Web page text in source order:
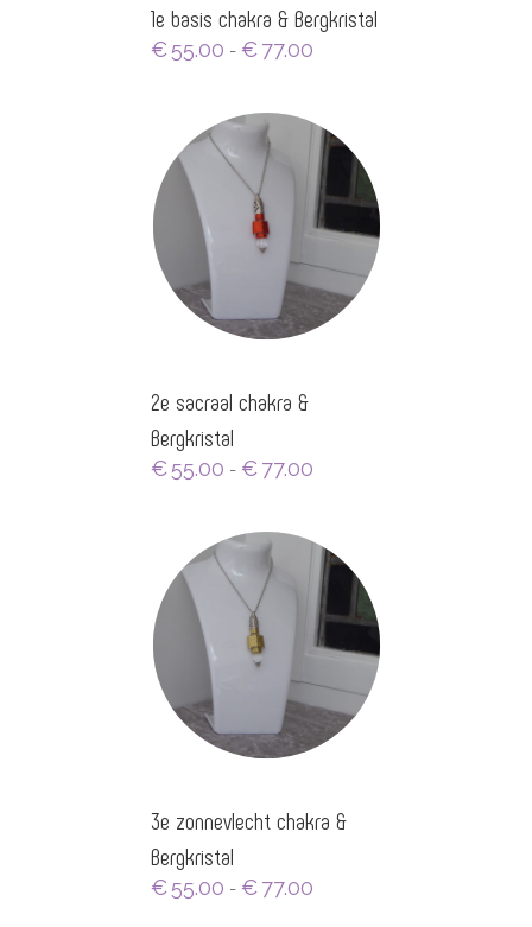
1e basis chakra & Bergkristal
€ 55.00 - € 77.00Prijsklasse:
2e sacraal chakra &
Bergkristal
€ 55.00 - € 77.00Prijsklasse:
3e zonnevlecht chakra &
Bergkristal
€ 55.00 - € 77.00Prijsklasse: